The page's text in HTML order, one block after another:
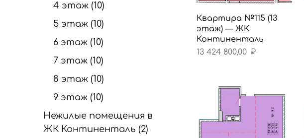
Квартира №115 (13
этаж) — ЖК
Континенталь
13 424 800,00 ₽
4 этаж 10
5 этаж 10
6 этаж 10
7 этаж 10
8 этаж 10
9 этаж 10
Нежилые помещения в
ЖК Континенталь 2